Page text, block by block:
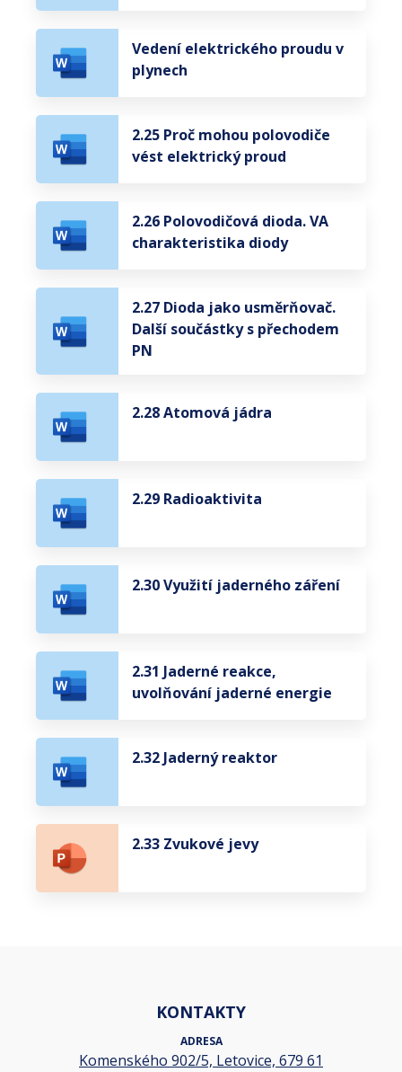
Vedení elektrického proudu v
plynech
2.25 Proč mohou polovodiče
vést elektrický proud
2.26 Polovodičová dioda. VA
charakteristika diody
2.27 Dioda jako usměrňovač.
Další součástky s přechodem
PN
2.28 Atomová jádra
2.29 Radioaktivita
2.30 Využití jaderného záření
2.31 Jaderné reakce,
uvolňování jaderné energie
2.32 Jaderný reaktor
2.33 Zvukové jevy
KONTAKTY
ADRESA
Komenského 902/5, Letovice, 679 61